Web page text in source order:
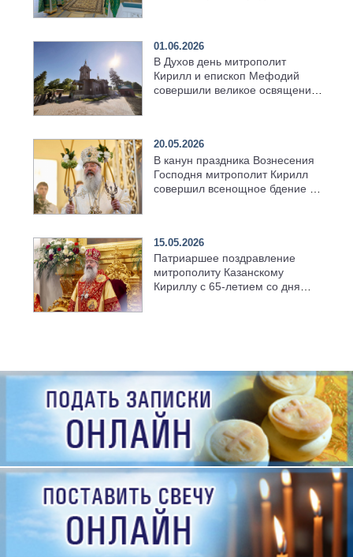
01.06.2026
В Духов день митрополит
Кирилл и епископ Мефодий
совершили великое освящение
20.05.2026
В канун праздника Вознесения
Господня митрополит Кирилл
совершил всенощное бдение в
15.05.2026
Патриаршее поздравление
митрополиту Казанскому
Кириллу с 65-летием со дня